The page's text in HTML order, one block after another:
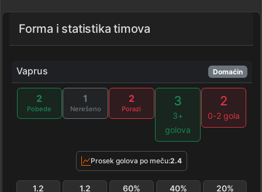
Forma i statistika timova
Vaprus Domaćin
2
Pobede
1
Nerešeno
2
Porazi
3
3+
golova
2
0-2 gola
Prosek golova po meču:2.4
1.2 1.2 60% 40% 20%